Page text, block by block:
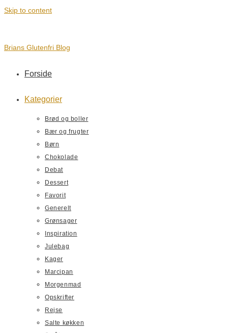
Skip to content
Brians Glutenfri Blog
Forside
Kategorier
Brød og boller
Bær og frugter
Børn
Chokolade
Debat
Dessert
Favorit
Generelt
Grønsager
Inspiration
Julebag
Kager
Marcipan
Morgenmad
Opskrifter
Rejse
Salte køkken